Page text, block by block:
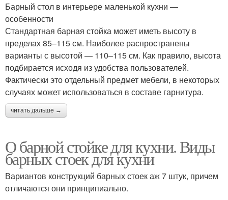
Барный стол в интерьере маленькой кухни —
особенности
Стандартная барная стойка может иметь высоту в
пределах 85–115 см. Наиболее распространены
варианты с высотой — 110–115 см. Как правило, высота
подбирается исходя из удобства пользователей.
Фактически это отдельный предмет мебели, в некоторых
случаях может использоваться в составе гарнитура.
читать дальше →
О барной стойке для кухни. Виды
барных стоек для кухни
Вариантов конструкций барных стоек аж 7 штук, причем
отличаются они принципиально.